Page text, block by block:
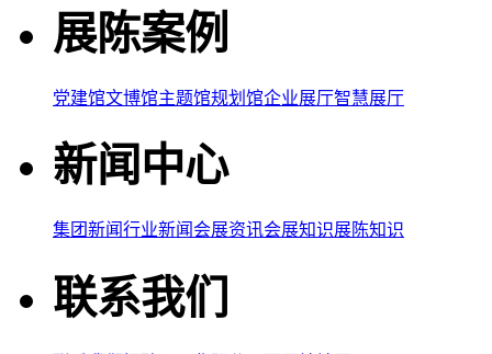
展陈案例
党建馆文博馆主题馆规划馆企业展厅智慧展厅
新闻中心
集团新闻行业新闻 会展资讯会展知识展陈知识
联系我们